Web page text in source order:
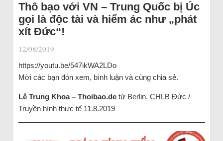
Thô bạo với VN – Trung Quốc bị Úc
gọi là độc tài và hiểm ác như „phát
xít Đức“!
12/08/2019 |
https://youtu.be/547ikWA2LDo
Mời các bạn đón xem, bình luận và cùng chia sẻ.
Lê Trung Khoa – Thoibao.de từ Berlin, CHLB Đức /
Truyền hình thực tế 11.8.2019